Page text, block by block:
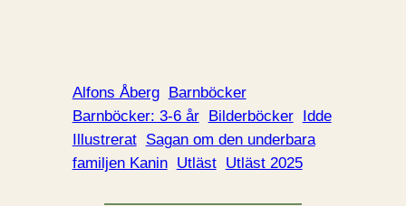
Alfons Åberg Barnböcker
Barnböcker: 3-6 år Bilderböcker Idde
Illustrerat Sagan om den underbara
familjen Kanin Utläst Utläst 2025